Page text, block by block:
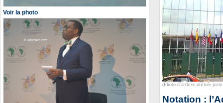
Voir la photo
(Photo d`archive utilisée
Notation :